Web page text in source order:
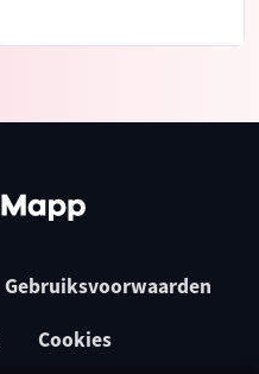
Gebruiksvoorwaarden
Cookies